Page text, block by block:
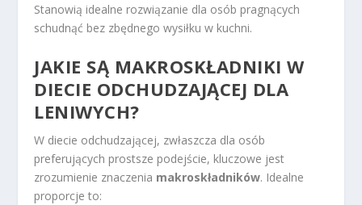
Stanowią idealne rozwiązanie dla osób pragnących
schudnąć bez zbędnego wysiłku w kuchni.
JAKIE SĄ MAKROSKŁADNIKI W
DIECIE ODCHUDZAJĄCEJ DLA
LENIWYCH?
W diecie odchudzającej, zwłaszcza dla osób
preferujących prostsze podejście, kluczowe jest
zrozumienie znaczenia makroskładników. Idealne
proporcje to: